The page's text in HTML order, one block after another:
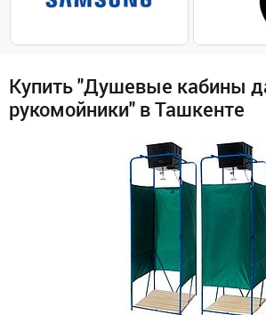
Купить "Душевые кабины
рукомойники" в Ташкенте